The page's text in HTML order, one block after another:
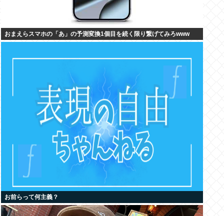
おまえらスマホの「あ」の予測変換1個目を続く限り繋げてみろwww
お前らって何主義？